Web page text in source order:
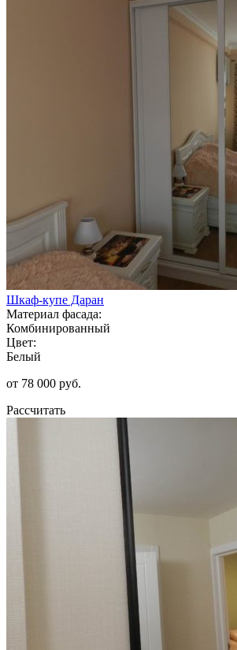
Шкаф-купе Даран
Материал фасада:
Комбинированный
Цвет:
Белый
от 78 000 руб.
Рассчитать